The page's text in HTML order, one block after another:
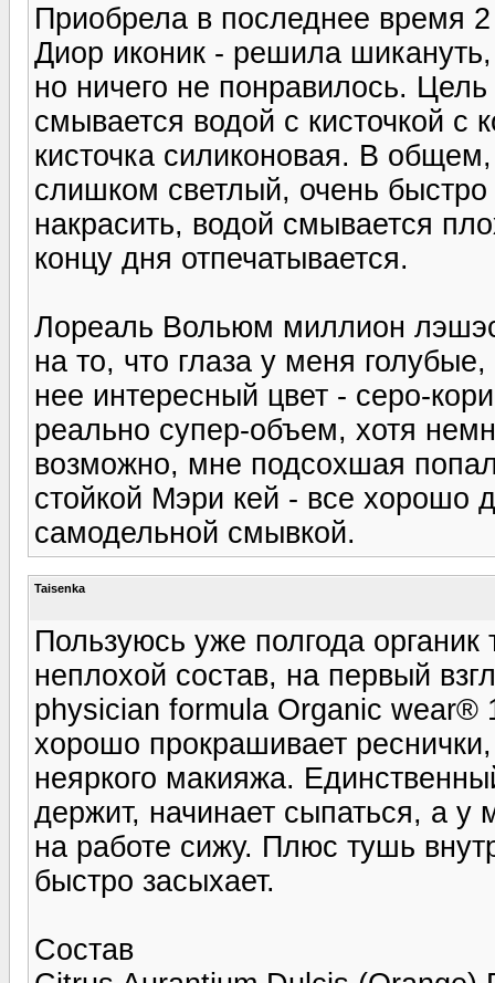
Приобрела в последнее время
Диор иконик - решила
но ничего не понравилось.
смывается водой с кисточкой с
кисточка силиконовая. В
слишком светлый, очень
накрасить, водой смывается
концу дня отпечатывается.
Лореаль Вольюм миллион
на то, что глаза у меня
нее интересный цвет - серо-
реально супер-объем, хотя
возможно, мне подсохшая
стойкой Мэри кей - все хорошо
самодельной смывкой.
Taisenka
Пользуюсь уже полгода
неплохой состав, на первый
physician formula Organic wear®
хорошо прокрашивает
неяркого макияжа.
держит, начинает сыпаться, а у
на работе сижу. Плюс тушь
быстро засыхает.
Состав